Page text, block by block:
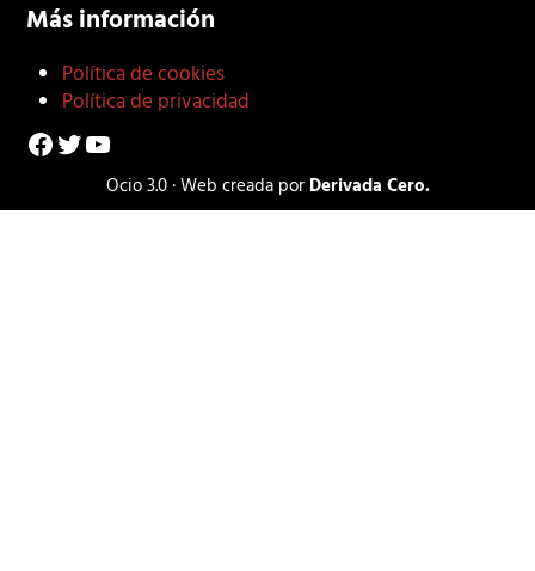
Más información
Política de cookies
Política de privacidad
Facebook
Twitter
YouTube
Ocio 3.0 · Web creada por Derivada Cero.